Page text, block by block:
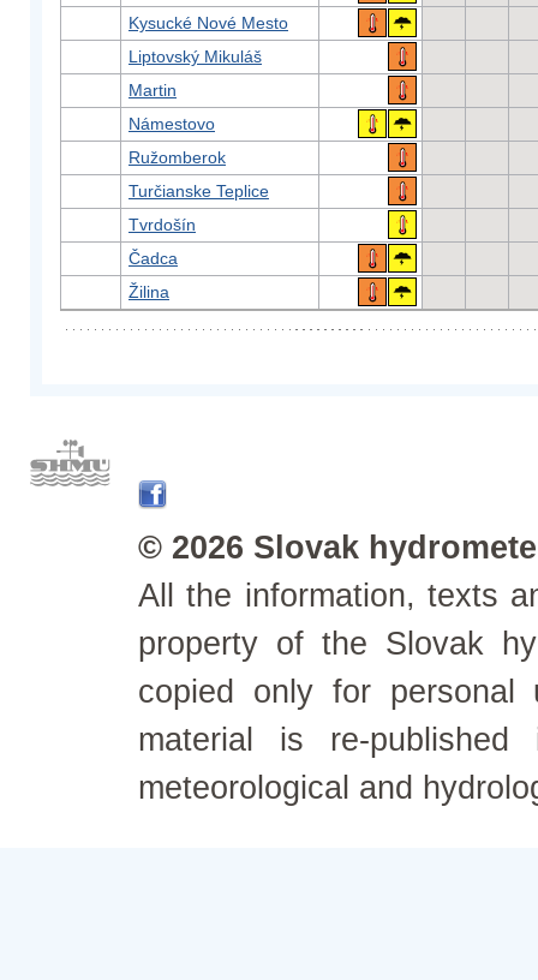
Kysucké Nové Mesto
Liptovský Mikuláš
Martin
Námestovo
Ružomberok
Turčianske Teplice
Tvrdošín
Čadca
Žilina
© 2026 Slovak
All the information, texts
property of the Slovak
copied only for personal
material is re-
meteorological and